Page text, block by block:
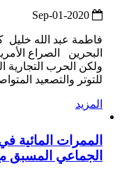
فاطمة عبد الله خليل
البحرين الصراع
ولكن الحرب التجارية
للتوتر والتصعيد
المزيد
الممرات المائية
الجماعي المسبق